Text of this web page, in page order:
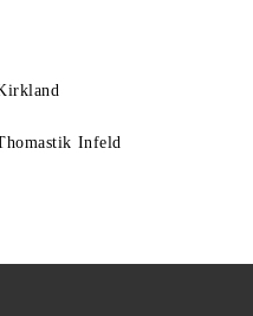
Infeld